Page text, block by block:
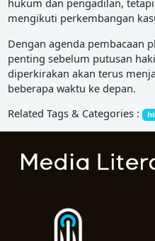
hukum dan pengadilan,
mengikuti perkembangan
Dengan agenda pembacaan
penting sebelum putusan
diperkirakan akan terus
beberapa waktu ke depan.
Related Tags & Categories :